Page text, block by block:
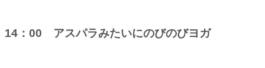
14：00 アスパラみたいにのびのびヨガ